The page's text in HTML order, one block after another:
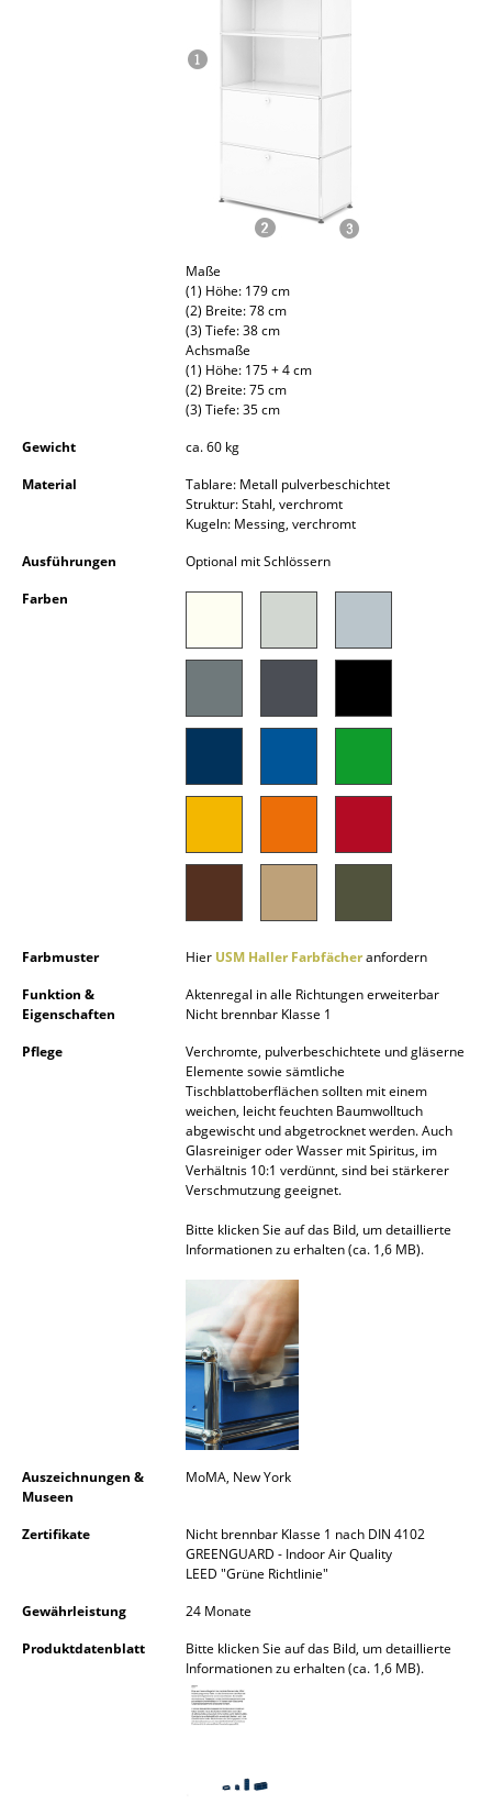
Hängeleuchten & Deckenleuchten
Schreibtischleuchten
Outdoor-Leuchten
Betten
Vasen
Tabletts
Aufbewahrungsboxen
Esszimmer
Schlafzimmer
Arbeitszimmer
Maße
(1) Höhe: 179 cm
(2) Breite: 78 cm
(3) Tiefe: 38 cm
Achsmaße
(1) Höhe: 175 + 4 cm
(2) Breite: 75 cm
(3) Tiefe: 35 cm
Gewicht
ca. 60 kg
Material
Tablare: Metall pulverbeschichtet
Struktur: Stahl, verchromt
Kugeln: Messing, verchromt
Ausführungen
Optional mit Schlössern
Farben
Farbmuster Hier USM Haller Farbfächeranfordern
Funktion &
Eigenschaften
Aktenregal in alle Richtungen erweiterbar
Nicht brennbar Klasse 1
Pflege
Verchromte, pulverbeschichtete und gläserne
Elemente sowie sämtliche
Tischblattoberflächen sollten mit einem
weichen, leicht feuchten Baumwolltuch
abgewischt und abgetrocknet werden. Auch
Glasreiniger oder Wasser mit Spiritus, im
Verhältnis 10:1 verdünnt, sind bei stärkerer
Verschmutzung geeignet.
Bitte klicken Sie auf das Bild, um detaillierte
Informationen zu erhalten (ca. 1,6 MB).
Auszeichnungen &
Museen
MoMA, New York
Zertifikate
Nicht brennbar Klasse 1 nach DIN 4102
GREENGUARD - Indoor Air Quality
LEED "Grüne Richtlinie"
Gewährleistung
24 Monate
Produktdatenblatt
Bitte klicken Sie auf das Bild, um detaillierte
Informationen zu erhalten (ca. 1,6 MB).